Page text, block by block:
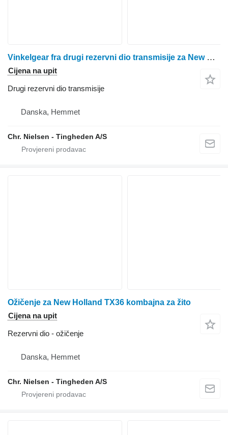
Vinkelgear fra drugi rezervni dio transmisije za New Holland TX36 kombajna za žito
Cijena na upit
Drugi rezervni dio transmisije
Danska, Hemmet
Chr. Nielsen - Tingheden A/S
Ožičenje za New Holland TX36 kombajna za žito
Cijena na upit
Rezervni dio - ožičenje
Danska, Hemmet
Chr. Nielsen - Tingheden A/S